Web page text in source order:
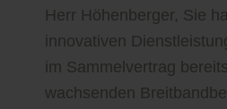
Herr Höhenberger, Sie
innovativen
im Sammelvertrag
wachsenden